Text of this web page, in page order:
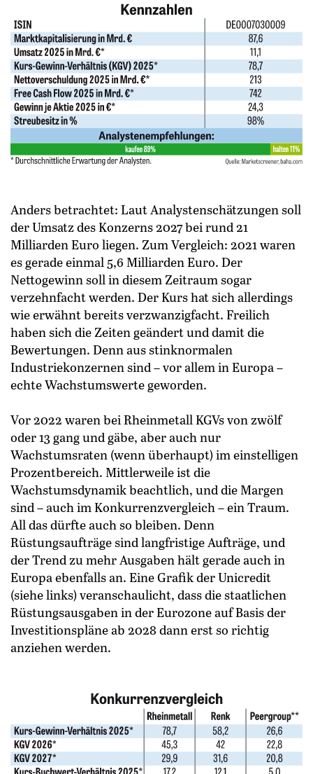
Anders betrachtet: Laut Analystenschätzungen soll
der Umsatz des Konzerns 2027 bei rund 21
Milliarden Euro liegen. Zum Vergleich: 2021 waren
es gerade einmal 5,6 Milliarden Euro. Der
Nettogewinn soll in diesem Zeitraum sogar
verzehnfacht werden. Der Kurs hat sich allerdings
wie erwähnt bereits verzwanzigfacht. Freilich
haben sich die Zeiten geändert und damit die
Bewertungen. Denn aus stinknormalen
Industriekonzernen sind – vor allem in Europa –
echte Wachstumswerte geworden.
Vor 2022 waren bei Rheinmetall KGVs von zwölf
oder 13 gang und gäbe, aber auch nur
Wachstumsraten (wenn überhaupt) im einstelligen
Prozentbereich. Mittlerweile ist die
Wachstumsdynamik beachtlich, und die Margen
sind – auch im Konkurrenzvergleich – ein Traum.
All das dürfte auch so bleiben. Denn
Rüstungsaufträge sind langfristige Aufträge, und
der Trend zu mehr Ausgaben hält gerade auch in
Europa ebenfalls an. Eine Grafik der Unicredit
(siehe links) veranschaulicht, dass die staatlichen
Rüstungsausgaben in der Eurozone auf Basis der
Investitionspläne ab 2028 dann erst so richtig
anziehen werden.